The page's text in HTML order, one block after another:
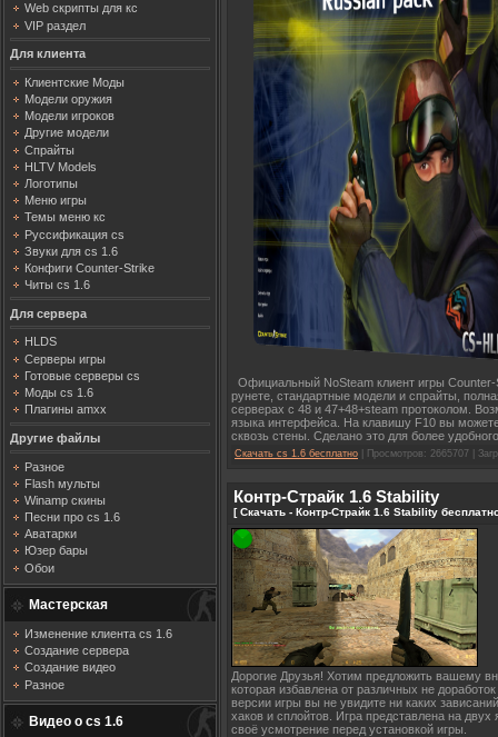
Web скрипты для кс
VIP раздел
Для клиента
Клиентские Моды
Модели оружия
Модели игроков
Другие модели
Спрайты
HLTV Models
Логотипы
Меню игры
Темы меню кс
Руссификация cs
Звуки для cs 1.6
Конфиги Counter-Strike
Читы cs 1.6
Для сервера
HLDS
Серверы игры
Готовые серверы cs
Моды cs 1.6
Плагины amxx
Другие файлы
Разное
Flash мульты
Winamp скины
Песни про cs 1.6
Аватарки
Юзер бары
Обои
Мастерская
Изменение клиента cs 1.6
Создание сервера
Создание видео
Разное
Видео о cs 1.6
Официальный NoSteam клиент игры
рунете, стандартные модели и спрайты,
серверах с 48 и 47+48+steam протоколом.
языка интерфейса. На клавишу F10 вы
сквозь стены. Сделано это для более
Скачать cs 1.6 бесплатно | Просмотров: 2665707 |
Контр-Страйк 1.6 Stability
[ Скачать - Контр-Страйк 1.6 Stability
Дорогие Друзья! Хотим предложить вашему
которая избавлена от различных не
версии игры вы не увидите ни каких
хаков и сплойтов. Игра представлена на
своё усмотрение перед установкой игры.